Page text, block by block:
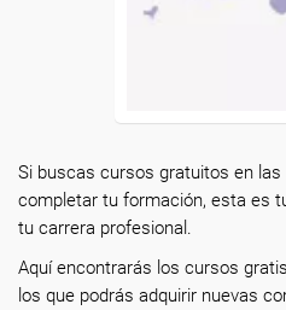
Si buscas cursos gratuitos en las
completar tu formación, esta es
tu carrera profesional.
Aquí encontrarás los cursos
los que podrás adquirir nuevas